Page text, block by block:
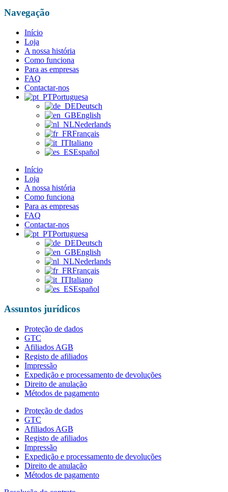
Navegação
Início
Loja
A nossa história
Como funciona
Para as empresas
FAQ
Contactar-nos
Portuguesa
Deutsch
English
Nederlands
Français
Italiano
Español
Início
Loja
A nossa história
Como funciona
Para as empresas
FAQ
Contactar-nos
Portuguesa
Deutsch
English
Nederlands
Français
Italiano
Español
Assuntos jurídicos
Proteção de dados
GTC
Afiliados AGB
Registo de afiliados
Impressão
Expedição e processamento de devoluções
Direito de anulação
Métodos de pagamento
Proteção de dados
GTC
Afiliados AGB
Registo de afiliados
Impressão
Expedição e processamento de devoluções
Direito de anulação
Métodos de pagamento